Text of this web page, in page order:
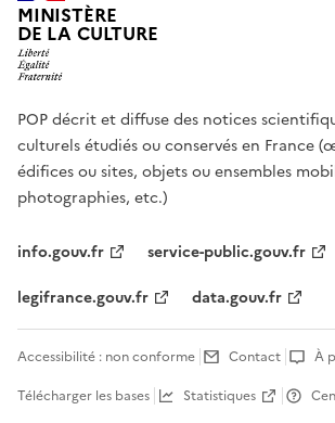
MINISTÈRE
DE LA CULTURE
POP décrit et diffuse des notices
culturels étudiés ou conservés en France
édifices ou sites, objets ou ensembles
photographies, etc.)
info.gouv.fr
service-public.gouv.fr
legifrance.gouv.fr
data.gouv.fr
Accessibilité : non conforme Contact
À
Télécharger les bases
Statistiques